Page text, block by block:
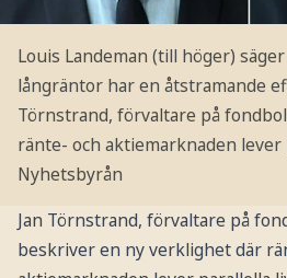
Louis Landeman (till höger)
långräntor har en åtstramande
Törnstrand, förvaltare på
ränte- och aktiemarknaden lever
Nyhetsbyrån
Jan Törnstrand, förvaltare på
beskriver en ny verklighet där